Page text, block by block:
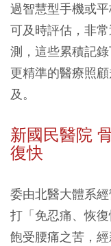
過智慧型手機或
可及時評估，非
測，這些累積記
更精準的醫療照
及。
新國民醫院
復快
委由北醫大體系
打「免忍痛、恢
飽受腰痛之苦，